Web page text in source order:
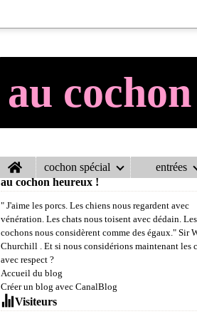
au
Home cochon spécial entrées
au cochon heureux !
" J'aime les porcs. Les chiens nous regardent avec
vénération. Les chats nous toisent avec dédain. Les
cochons nous considèrent comme des égaux." Sir
Churchill . Et si nous considérions maintenant les
avec respect ?
Accueil du blog
Créer un blog avec CanalBlog
Visiteurs